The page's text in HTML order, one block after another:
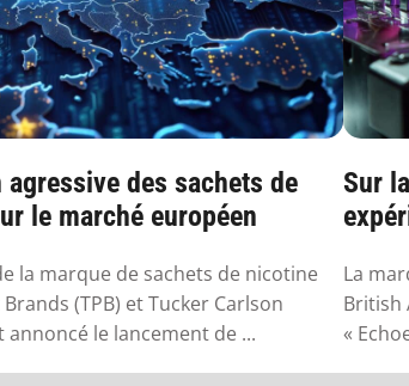
agressive des sachets de
le marché européen
la marque de sachets de nicotine
(TPB) et Tucker Carlson
annoncé le lancement de ...
Sur
La
British
«